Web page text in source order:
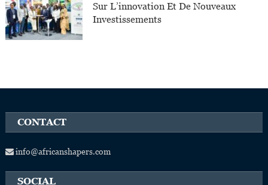
Sur L’innovation Et De Nouveaux
Investissements
CONTACT
info@africanshapers.com
SOCIAL